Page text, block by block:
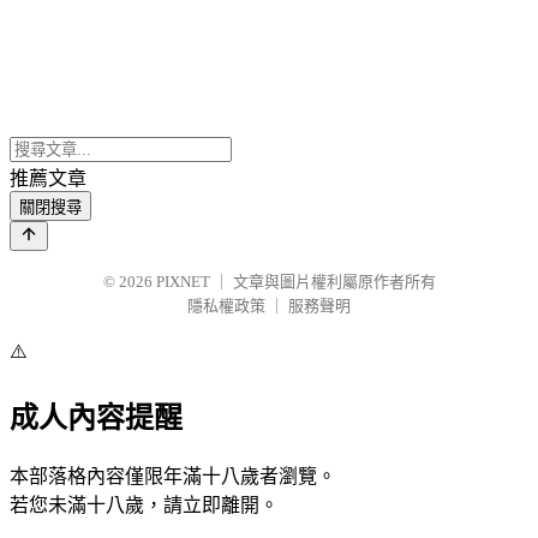
推薦文章
關閉搜尋
© 2026 PIXNET
文章與圖片權利屬原作者所有
隱私權政策
服務聲明
⚠️
成人內容提醒
本部落格內容僅限年滿十八歲者瀏覽。
若您未滿十八歲，請立即離開。